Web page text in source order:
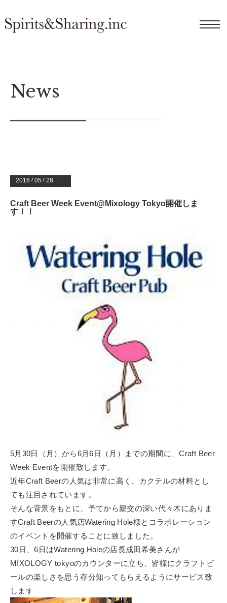
2016 / 05 / 28
Craft Beer Week Event@Mixology Tokyo開催しま
す！！
5月30日（月）から6月6日（月）までの期間に、Craft Beer
Week Eventを開催致します。
近年Craft Beerの人気は非常に高く、カクテルの材料とし
ても注目されています。
そんな背景をもとに、予てから親交の深い代々木にありま
すCraft Beerの人気店Watering Hole様とコラボレーション
のイベントを開催することに致しました。
30日、6日はWatering Holeの店長成田希美さんが
MIXOLOGY tokyoのカウンターに立ち、皆様にクラフトビ
ールの楽しさを思う存分知ってもらえるようにサービス致
します
News